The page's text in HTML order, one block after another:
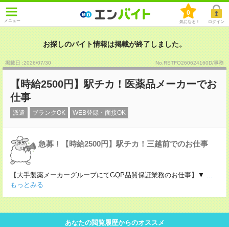
メニュー
0
気になる！ ログイン
お探しのバイト情報は掲載が終了しました。
掲載日 :2026/07/30 No.RSTFO260624160D/事務
【時給2500円】駅チカ！医薬品メーカーでお
仕事
派遣 ブランクOK WEB登録・面接OK
急募！【時給2500円】駅チカ！三越前でのお仕事
【大手製薬メーカーグループにてGQP品質保証業務のお仕事】▼ ...
もっとみる
あなたの閲覧履歴からのオススメ